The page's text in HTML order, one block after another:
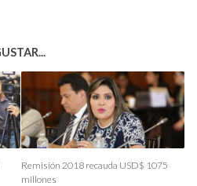
Remisión 2018 recauda USD$ 1075
millones